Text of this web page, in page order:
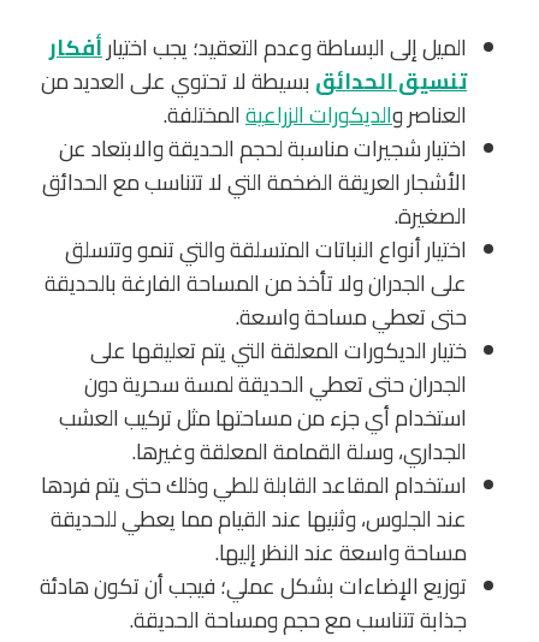
الميل إلى البساطة وعدم التعقيد؛ يجب اختيارأفكار
تنسيق الحدائق بسيطة لا تحتوي على العديد من
العناصر والديكورات الزراعيةالمختلفة.
اختيار شجيرات مناسبة لحجم الحديقة والابتعاد عن
الأشجار العريقة الضخمة التي لا تتناسب مع الحدائق
الصغيرة.
اختيار أنواع النباتات المتسلقة والتي تنمو وتتسلق
على الجدران ولا تأخذ من المساحة الفارغة بالحديقة
حتى تعطي مساحة واسعة.
ختيار الديكورات المعلقة التي يتم تعليقها على
الجدران حتى تعطي الحديقة لمسة سحرية دون
استخدام أي جزء من مساحتها مثل تركيب العشب
الجداري، وسلة القمامة المعلقة وغيرها.
استخدام المقاعد القابلة للطي وذلك حتى يتم فردها
عند الجلوس، وثنيها عند القيام مما يعطي للحديقة
مساحة واسعة عند النظر إليها.
توزيع الإضاءات بشكل عملي؛ فيجب أن تكون هادئة
جذابة تتناسب مع حجم ومساحة الحديقة.